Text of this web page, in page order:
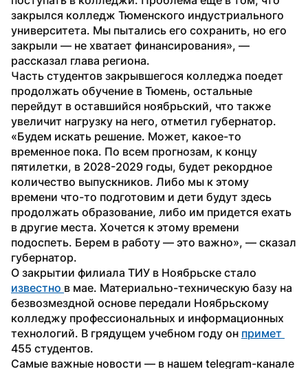
закрылся колледж Тюменского индустриального
университета. Мы пытались его сохранить, но его
закрыли — не хватает финансирования», —
рассказал глава региона.
Часть студентов закрывшегося колледжа поедет
продолжать обучение в Тюмень, остальные
перейдут в оставшийся ноябрьский, что также
увеличит нагрузку на него, отметил губернатор.
«Будем искать решение. Может, какое-то
временное пока. По всем прогнозам, к концу
пятилетки, в 2028-2029 годы, будет рекордное
количество выпускников. Либо мы к этому
времени что-то подготовим и дети будут здесь
продолжать образование, либо им придется ехать
в другие места. Хочется к этому времени
подоспеть. Берем в работу — это важно», — сказал
губернатор.
известно в мае. Материально-техническую базу на
безвозмездной основе передали Ноябрьскому
колледжу профессиональных и информационных
технологий. В грядущем учебном году он
455 студентов.